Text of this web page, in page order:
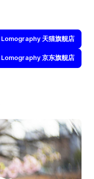
Lomography 天猫旗舰店
Lomography 京东旗舰店